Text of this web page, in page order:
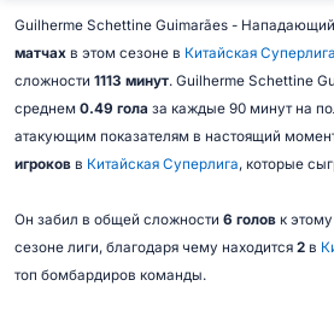
Guilherme Schettine Guimarães -
матчахв этом сезоне в Китайская Суперлига
сложности 1113 минут. Guilherme Schettine
среднем 0.49 гола за каждые 90 минут на
атакующим показателям в настоящий
игроковв Китайская Суперлига, которые
Он забил в общей сложности 6 головк
сезоне лиги, благодаря чему находится 2в
топ бомбардиров команды.